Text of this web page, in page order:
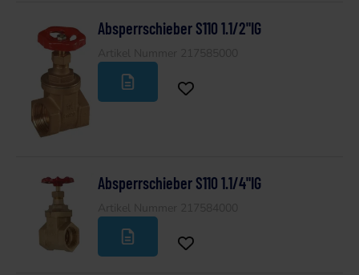
Absperrschieber S110 1.1/2"IG
Absperrschieber S110 1.1/4"IG